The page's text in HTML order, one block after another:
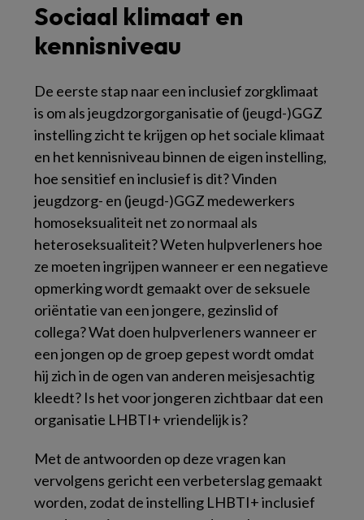
Sociaal klimaat en
kennisniveau
De eerste stap naar een inclusief zorgklimaat
is om als jeugdzorgorganisatie of (jeugd-)GGZ
instelling zicht te krijgen op het sociale klimaat
en het kennisniveau binnen de eigen instelling,
hoe sensitief en inclusief is dit? Vinden
jeugdzorg- en (jeugd-)GGZ medewerkers
homoseksualiteit net zo normaal als
heteroseksualiteit? Weten hulpverleners hoe
ze moeten ingrijpen wanneer er een negatieve
opmerking wordt gemaakt over de seksuele
oriëntatie van een jongere, gezinslid of
collega? Wat doen hulpverleners wanneer er
een jongen op de groep gepest wordt omdat
hij zich in de ogen van anderen meisjesachtig
kleedt? Is het voor jongeren zichtbaar dat een
organisatie LHBTI+ vriendelijk is?
Met de antwoorden op deze vragen kan
vervolgens gericht een verbeterslag gemaakt
worden, zodat de instelling LHBTI+ inclusief